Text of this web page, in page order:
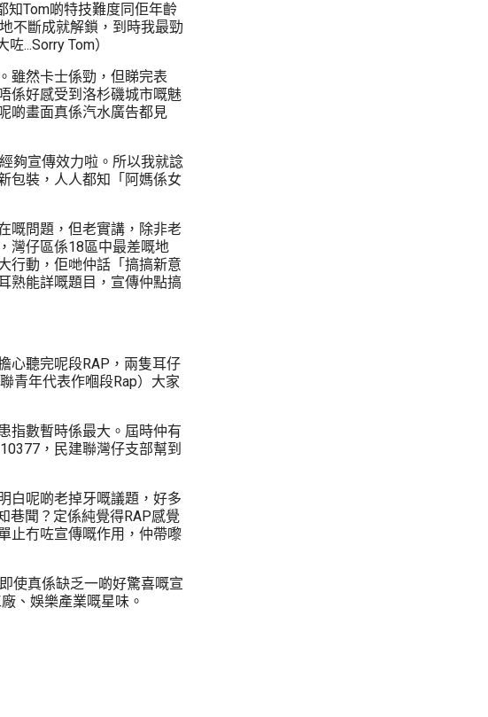
Tom啲特技難度同佢年齡
不斷成就解鎖，到時我最勁
...Sorry Tom）
雖然卡士係勁，但睇完表
係好感受到洛杉磯城市嘅魅
啲畫面真係汽水廣告都見
夠宣傳效力啦。所以我就諗
包裝，人人都知「阿媽係女
嘅問題，但老實講，除非老
灣仔區係18區中最差嘅地
行動，佢哋仲話「搞搞新意
熟能詳嘅題目，宣傳仲點搞
心聽完呢段RAP，兩隻耳仔
青年代表作嗰段Rap）大家
指數暫時係最大。屆時仲有
，民建聯灣仔支部幫到
白呢啲老掉牙嘅議題，好多
巷聞？定係純覺得RAP感覺
止冇咗宣傳嘅作用，仲帶嚟
使真係缺乏一啲好驚喜嘅宣
、娛樂產業嘅星味。